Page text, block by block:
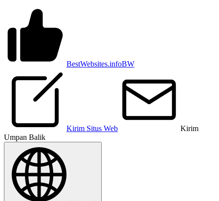
BestWebsites.infoBW
Kirim Situs Web
Kirim
Umpan Balik